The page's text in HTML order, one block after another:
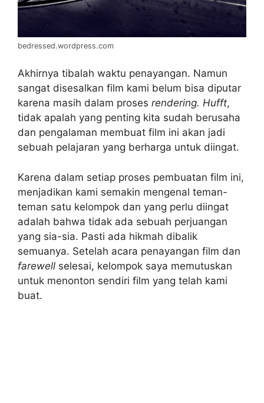
bedressed.wordpress.com
Akhirnya tibalah waktu penayangan. Namun
sangat disesalkan film kami belum bisa diputar
karena masih dalam proses rendering. Hufft,
tidak apalah yang penting kita sudah berusaha
dan pengalaman membuat film ini akan jadi
sebuah pelajaran yang berharga untuk diingat.
Karena dalam setiap proses pembuatan film ini,
menjadikan kami semakin mengenal teman-
teman satu kelompok dan yang perlu diingat
adalah bahwa tidak ada sebuah perjuangan
yang sia-sia. Pasti ada hikmah dibalik
semuanya. Setelah acara penayangan film dan
farewell selesai, kelompok saya memutuskan
untuk menonton sendiri film yang telah kami
buat.